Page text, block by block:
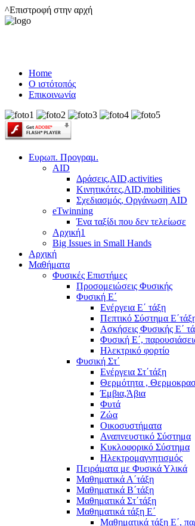
^Επιστροφή στην αρχή
Home
Ο ιστότοπός
Επικοινωνία
Ευρωπ. Προγραμ.
AID
Δράσεις,AID,activities
Κινητικότες,AID,mobilities
Σχεδιασμός, Οργάνωση AID
eTwinning
Ένα ταξίδι που δεν τελείωσε
Αρχική1
Big Issues in Small Hands
Αρχική
Μαθήματα
Φυσικές Επιστήμες
Προσομειώσεις Φυσικής
Φυσική Ε΄
Ενέργεια Ε΄ τάξη
Πεπτικό Σύστημα
Ασκήσεις Φυσικής Ε΄
Φυσική Ε΄,
Ηλεκτρικό φορτίο
Φυσική Στ΄
Ενέργεια Στ΄τάξη
Θερμότητα ,
Έμβια,Άβια
Φυτά
Ζώα
Οικοσυστήματα
Αναπνευστικό Σύστημα
Κυκλοφορικό Σύστημα
Ηλεκτρομαγνητισμός
Πειράματα με Φυσικά Υλικά
Μαθηματικά Α΄τάξη
Μαθηματικά Β΄τάξη
Μαθηματικά Στ΄τάξη
Μαθηματικά τάξη Ε΄
Μαθηματικά τάξη Ε΄,